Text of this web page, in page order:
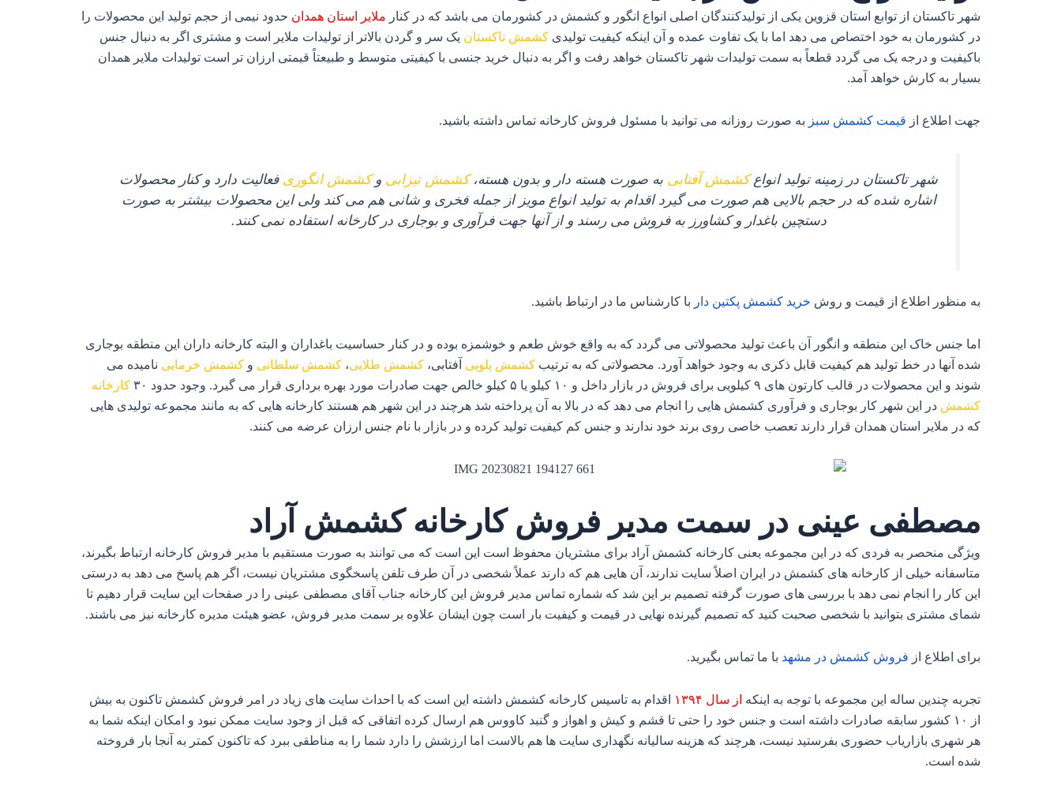
شهر تاکستان از توابع استان قزوین یکی از تولیدکنندگان اصلی انواع انگور و کشمش در کشورمان می‌ باشد که در کنار ملایر استان همدان حدود نیمی از حجم تولید این محصولات را
در کشورمان به خود اختصاص می‌ دهد اما با یک تفاوت عمده و آن اینکه کیفیت تولیدی کشمش تاکستان یک سر و گردن بالاتر از تولیدات ملایر است و مشتری اگر به دنبال جنس
باکیفیت و درجه یک می‌ گردد قطعاً به سمت تولیدات شهر تاکستان خواهد رفت و اگر به دنبال خرید جنسی با کیفیتی متوسط و طبیعتاً قیمتی ارزان‌ تر است تولیدات ملایر همدان
بسیار به کارش خواهد آمد.
جهت اطلاع از قیمت کشمش سبز به صورت روزانه می توانید با مسئول فروش کارخانه تماس داشته باشید.
شهر تاکستان در زمینه تولید انواعکشمش آفتابی به صورت هسته‌ دار و بدون هسته،کشمش تیزابی وکشمش انگوری فعالیت دارد و کنار محصولات
اشاره شده که در حجم بالایی هم صورت می‌ گیرد اقدام به تولید انواع مویز از جمله فخری و شانی هم می‌ کند ولی این محصولات بیشتر به صورت
دستچین باغدار و کشاورز به فروش می‌ رسند و از آنها جهت فرآوری و بوجاری در کارخانه استفاده نمی‌ کنند.
به منظور اطلاع از قیمت و روش خرید کشمش پکتین دار با کارشناس ما در ارتباط باشید.
اما جنس خاک این منطقه و انگور آن باعث تولید محصولاتی می‌ گردد که به واقع خوش طعم و خوشمزه بوده و در کنار حساسیت باغداران و البته کارخانه داران این منطقه بوجاری
شده آنها در خط تولید هم کیفیت قابل ذکری به وجود خواهد آورد. محصولاتی که به ترتیب کشمش پلویی آفتابی، کشمش طلایی، کشمش سلطانی و کشمش خرمایی نامیده می‌
شوند و این محصولات در قالب کارتون‌ های ۹ کیلویی برای فروش در بازار داخل و ۱۰ کیلو یا ۵ کیلو خالص جهت صادرات مورد بهره‌ برداری قرار می‌ گیرد. وجود حدود ۳۰
کارخانه
کشمش در این شهر کار بوجاری و فرآوری کشمش‌ هایی را انجام می‌ دهد که در بالا به آن پرداخته شد هرچند در این شهر هم هستند کارخانه‌ هایی که به مانند مجموعه تولیدی‌ هایی
که در ملایر استان همدان قرار دارند تعصب خاصی روی برند خود ندارند و جنس کم کیفیت تولید کرده و در بازار با نام جنس ارزان عرضه می‌ کنند.
مصطفی عینی در سمت مدیر فروش کارخانه کشمش آراد
ویژگی منحصر به فردی که در این مجموعه یعنی کارخانه کشمش آراد برای مشتریان محفوظ است این است که می‌ توانند به صورت مستقیم با مدیر فروش کارخانه ارتباط بگیرند،
متاسفانه خیلی از کارخانه‌ های کشمش در ایران اصلاً سایت ندارند، آن‌ هایی هم که دارند عملاً شخصی در آن طرف تلفن پاسخگوی مشتریان نیست، اگر هم پاسخ می‌ دهد به درستی
این کار را انجام نمی‌ دهد با بررسی‌ های صورت گرفته تصمیم بر این شد که شماره تماس مدیر فروش این کارخانه جناب آقای مصطفی عینی را در صفحات این سایت قرار دهیم تا
شمای مشتری بتوانید با شخصی صحبت کنید که تصمیم گیرنده نهایی در قیمت و کیفیت بار است چون ایشان علاوه بر سمت مدیر فروش، عضو هیئت مدیره کارخانه نیز می‌ باشند.
برای اطلاع از فروش کشمش در مشهد با ما تماس بگیرید.
تجربه چندین ساله این مجموعه با توجه به اینکه از سال ۱۳۹۴
اقدام به تاسیس کارخانه کشمش داشته این است که با احداث سایت‌ های زیاد در امر فروش کشمش تاکنون به بیش
از ۱۰ کشور سابقه صادرات داشته است و جنس خود را حتی تا قشم و کیش و اهواز و گنبد کاووس هم ارسال کرده اتفاقی که قبل از وجود سایت ممکن نبود و امکان اینکه شما به
هر شهری بازاریاب حضوری بفرستید نیست، هرچند که هزینه سالیانه نگهداری سایت‌ ها هم بالاست اما ارزشش را دارد شما را به مناطقی ببرد که تاکنون کمتر به آنجا بار فروخته
شده است.